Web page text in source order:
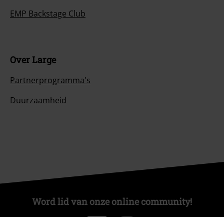
EMP Backstage Club
Over Large
Partnerprogramma's
Duurzaamheid
Word lid van onze online community!